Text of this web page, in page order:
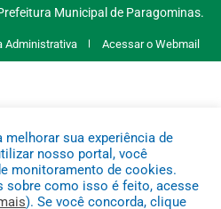
Municipal de Paragominas.
Administrativa Acessar o Webmail
sua experiência de
nosso portal, você
monitoramento de cookies.
sobre como isso é feito, acesse
). Se você concorda, clique